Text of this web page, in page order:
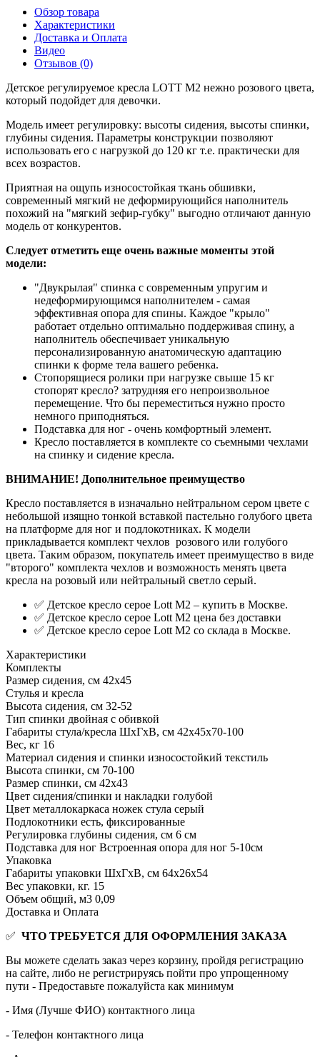
Обзор товара
Характеристики
Доставка и Оплата
Видео
Отзывов (0)
Детское регулируемое кресла LOTT M2 нежно розового цвета,
который подойдет для девочки.
Модель имеет регулировку: высоты сидения, высоты спинки,
глубины сидения. Параметры конструкции позволяют
использовать его с нагрузкой до 120 кг т.е. практически для
всех возрастов.
Приятная на ощупь износостойкая ткань обшивки,
современный мягкий не деформирующийся наполнитель
похожий на "мягкий зефир-губку" выгодно отличают данную
модель от конкурентов.
Следует отметить еще очень важные моменты этой
модели:
"Двукрылая" спинка с современным упругим и
недеформирующимся наполнителем - самая
эффективная опора для спины. Каждое "крыло"
работает отдельно оптимально поддерживая спину, а
наполнитель обеспечивает уникальную
персонализированную анатомическую адаптацию
спинки к форме тела вашего ребенка.
Стопорящиеся ролики при нагрузке свыше 15 кг
стопорят кресло? затрудняя его непроизвольное
перемещение. Что бы переместиться нужно просто
немного приподняться.
Подставка для ног - очень комфортный элемент.
Кресло поставляется в комплекте со съемными чехлами
на спинку и сидение кресла.
ВНИМАНИЕ! Дополнительное преимущество
Кресло поставляется в изначально нейтральном сером цвете c
небольшой изящно тонкой вставкой пастельно голубого цвета
на платформе для ног и подлокотниках. К модели
прикладывается комплект чехлов розового или голубого
цвета. Таким образом, покупатель имеет преимущество в виде
"второго" комплекта чехлов и возможность менять цвета
кресла на розовый или нейтральный светло серый.
✅ Детское кресло серое Lott M2 – купить в Москве.
✅ Детское кресло серое Lott M2 цена без доставки
✅ Детское кресло серое Lott M2 со склада в Москве.
Характеристики
Комплекты
Размер сидения, см 42х45
Стулья и кресла
Высота сидения, см 32-52
Тип спинки двойная с обивкой
Габариты стула/кресла ШхГхВ, см 42х45х70-100
Вес, кг 16
Материал сидения и спинки износостойкий текстиль
Высота спинки, см 70-100
Размер спинки, см 42х43
Цвет сидения/спинки и накладки голубой
Цвет металлокаркаса ножек стула серый
Подлокотники есть, фиксированные
Регулировка глубины сидения, см 6 см
Подставка для ног Встроенная опора для ног 5-10см
Упаковка
Габариты упаковки ШхГхВ, см 64х26х54
Вес упаковки, кг. 15
Объем общий, м3 0,09
Доставка и Оплата
✅ ЧТО ТРЕБУЕТСЯ ДЛЯ ОФОРМЛЕНИЯ ЗАКАЗА
Вы можете сделать заказ через корзину, пройдя регистрацию
на сайте, либо не регистрируясь пойти про упрощенному
пути - Предоставьте пожалуйста как минимум
- Имя (Лучше ФИО) контактного лица
- Телефон контактного лица